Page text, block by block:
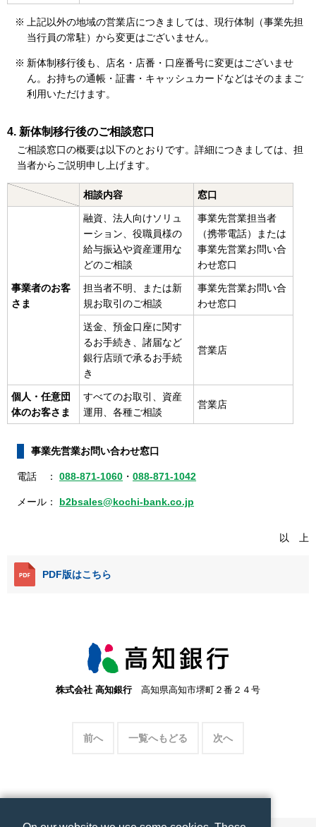
上記以外の地域の営業店につきましては、現行体制（事業先担
当行員の常駐）から変更はございません。
新体制移行後も、店名・店番・口座番号に変更はございませ
ん。お持ちの通帳・証書・キャッシュカードなどはそのままご
利用いただけます。
新体制移行後のご相談窓口
ご相談窓口の概要は以下のとおりです。詳細につきましては、担
当者からご説明申し上げます。
相談内容 窓口
事業者のお客
さま
融資、法人向けソリュ
ーション、役職員様の
給与振込や資産運用な
どのご相談
事業先営業担当者
（携帯電話）または
事業先営業お問い合
わせ窓口
担当者不明、または新
規お取引のご相談
事業先営業お問い合
わせ窓口
送金、預金口座に関す
るお手続き、諸届など
銀行店頭で承るお手続
き
営業店
個人・任意団
体のお客さま
すべてのお取引、資産
運用、各種ご相談
営業店
事業先営業お問い合わせ窓口
電話 ：088-871-1060 ・088-871-1042
メール： b2bsales@kochi-bank.co.jp
以 上
PDF版はこちら
株式会社 高知銀行高知県高知市堺町２番２４号
前へ 一覧へもどる 次へ